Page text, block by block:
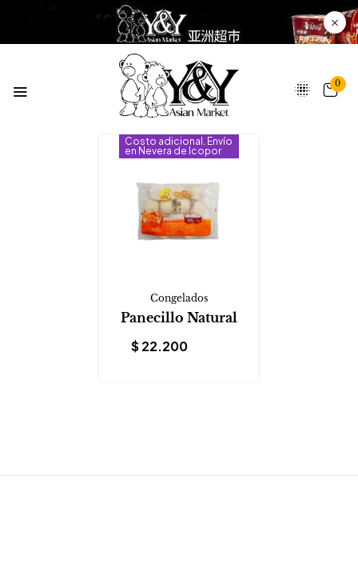
0
Costo adicional. Envío
en Nevera de Icopor
Congelados
Panecillo Natural
$22.200